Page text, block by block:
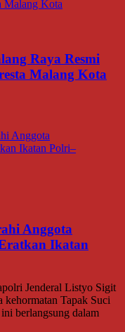
Raya Resmi
Malang Kota
Anggota
Ikatan
Jenderal Listyo Sigit
kehormatan Tapak Suci
berlangsung dalam